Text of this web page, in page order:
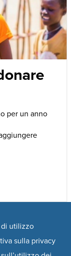
per un anno
utilizzo
sulla privacy